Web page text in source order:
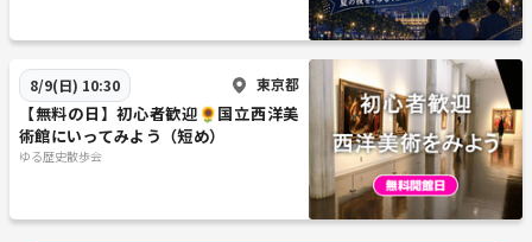
8/9(日) 10:30 東京都
【無料の日】初心者歓迎🌻国立西洋美
術館にいってみよう（短め）
ゆる歴史散歩会